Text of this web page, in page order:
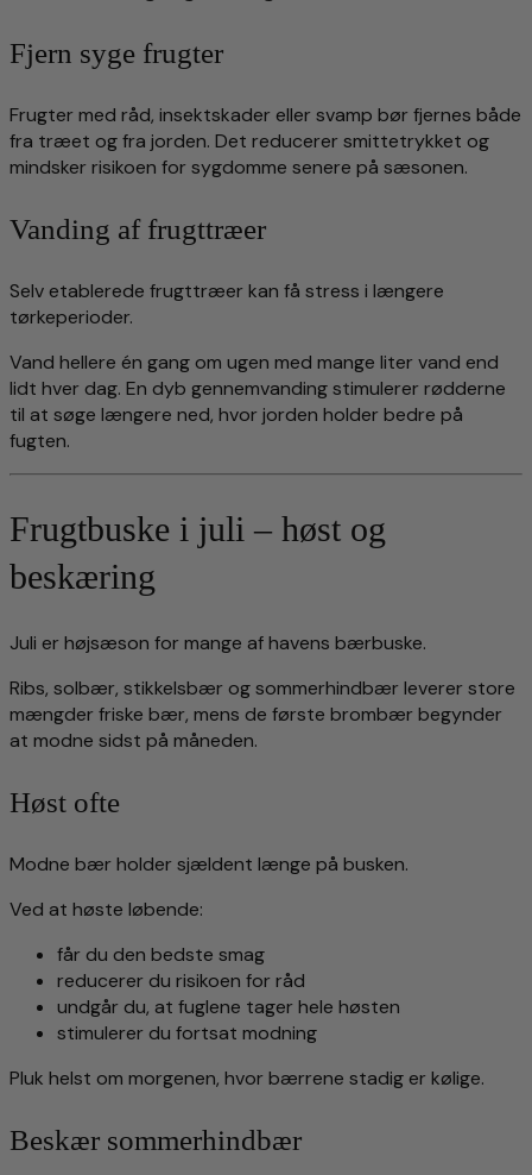
Fjern syge frugter
Frugter med råd, insektskader eller svamp bør fjernes både
fra træet og fra jorden. Det reducerer smittetrykket og
mindsker risikoen for sygdomme senere på sæsonen.
Vanding af frugttræer
Selv etablerede frugttræer kan få stress i længere
tørkeperioder.
Vand hellere én gang om ugen med mange liter vand end
lidt hver dag. En dyb gennemvanding stimulerer rødderne
til at søge længere ned, hvor jorden holder bedre på
fugten.
Frugtbuske i juli – høst og
beskæring
Juli er højsæson for mange af havens bærbuske.
Ribs, solbær, stikkelsbær og sommerhindbær leverer store
mængder friske bær, mens de første brombær begynder
at modne sidst på måneden.
Høst ofte
Modne bær holder sjældent længe på busken.
Ved at høste løbende:
får du den bedste smag
reducerer du risikoen for råd
undgår du, at fuglene tager hele høsten
stimulerer du fortsat modning
Pluk helst om morgenen, hvor bærrene stadig er kølige.
Beskær sommerhindbær